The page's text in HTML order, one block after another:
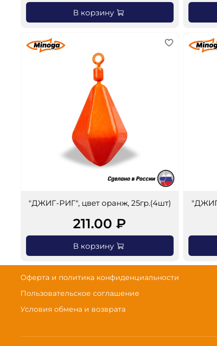
В корзину
"ДЖИГ-РИГ", цвет оранж, 25гр.(4шт)
211.00 ₽
В корзину
Оферта и политика конфиденциальности
Пользовательское соглашение
Условия обмена и возврата